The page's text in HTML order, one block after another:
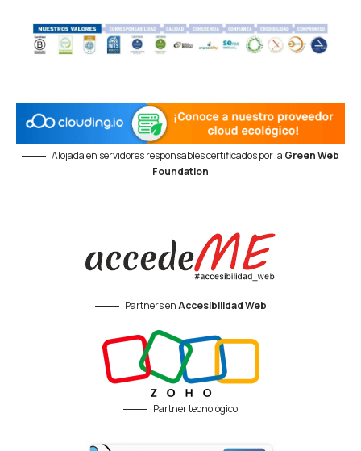
Alojada en servidores responsables certificados por la Green Web
Foundation
Partners enAccesibilidad Web
Partner tecnológico